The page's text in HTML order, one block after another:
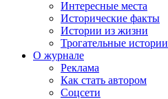
Интересные места
Исторические факты
Истории из жизни
Трогательные истории
О журнале
Реклама
Как стать автором
Соцсети